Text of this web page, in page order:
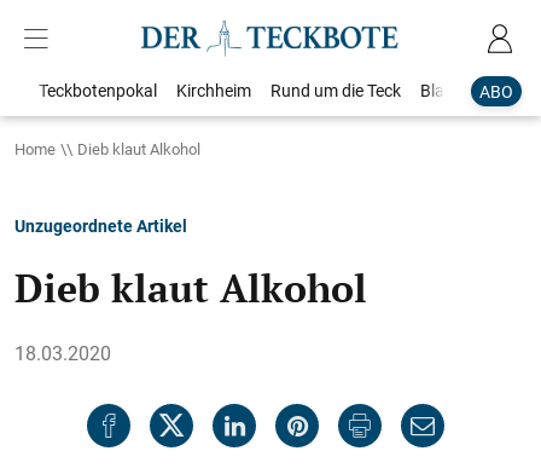
ABO
Teckbotenpokal Kirchheim Rund um die Teck Blaulicht
Home Dieb klaut Alkohol
Unzugeordnete Artikel
Dieb klaut Alkohol
18.03.2020